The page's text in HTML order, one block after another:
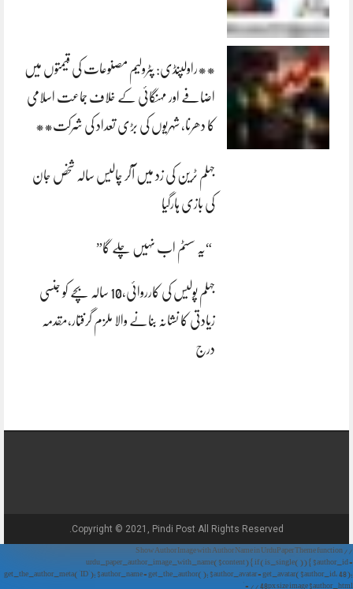
**راولپنڈی: پٹرولیم مصنوعات کی قیمتوں میں
اضافے اور مہنگائی کے خلاف جماعت اسلامی
کا دھرنا، شہریوں کی بڑی تعداد کی شرکت**
جہلم ٹرین کی زد میں آکر چالیس سالہ شخص جان
کی بازی ہارگیا
“یہ سسٹم اب نہیں چلے گا”
جہلم پولیس کی کارروائی،10 سالہ بچے کو جنسی
زیادتی کا نشانہ بنانے والا ملزم گرفتار،مقدمہ
درج
Copyright © 2021, Pindi Post All Rights Reserved.
// Show Author Image with Author Name in UrduPaper Theme function
urdu_paper_author_image_with_name($content) { if (is_single()) { $author_id =
get_the_author_meta('ID'); $author_name = get_the_author(); $author_avatar = get_avatar($author_id, 48);
// 48px size image $author_html = '